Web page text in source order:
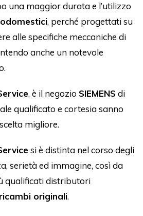
una maggior durata e l’utilizzo
, perché progettati su
alle specifiche meccaniche di
anche un notevole
, è il negozio SIEMENS di
qualificato e cortesia sanno
migliore.
si è distinta nel corso degli
serietà ed immagine, così da
qualificati distributori
ricambi originali.